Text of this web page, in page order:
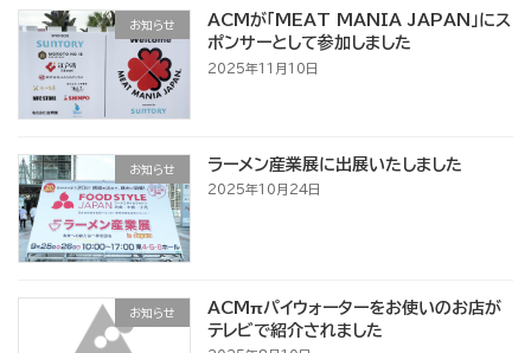
お知らせ
ACMが「MEAT MANIA JAPAN」にス
ポンサーとして参加しました
2025年11月10日
お知らせ ラーメン産業展に出展いたしました
2025年10月24日
お知らせ
ACMπパイウォーターをお使いのお店が
テレビで紹介されました